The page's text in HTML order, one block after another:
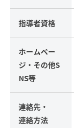
指導者資格
ホームペー
ジ・ その他S
NS等
連絡先・
連絡方法